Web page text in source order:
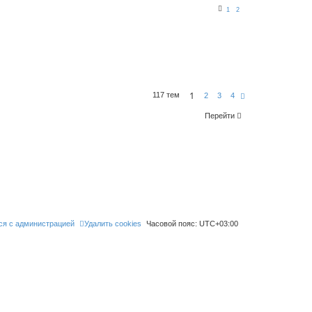
1 2
117 тем 1 2 3 4
Перейти
Часовой пояс: UTC+03:00
Удалить cookies
с администрацией